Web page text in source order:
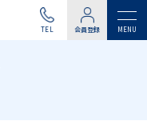
TEL 会員登録